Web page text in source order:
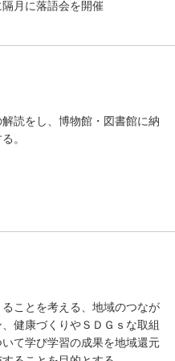
月に落語会を開催
読をし、博物館・図書館に納
。
ことを考える、地域のつなが
健康づくりやＳＤＧｓな取組
て学び学習の成果を地域還元